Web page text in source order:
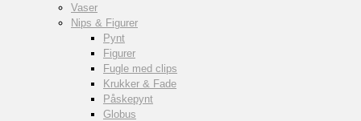
Vaser
Nips & Figurer
Pynt
Figurer
Fugle med clips
Krukker & Fade
Påskepynt
Globus